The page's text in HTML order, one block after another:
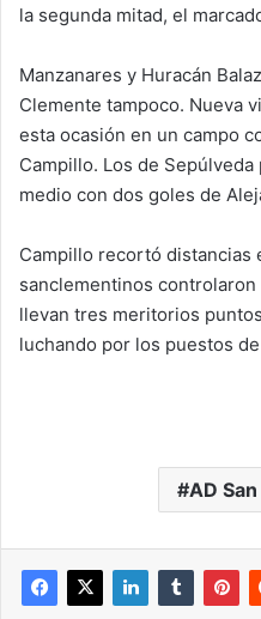
la segunda mitad, el
Manzanares y Huracán
Clemente tampoco. Nueva
esta ocasión en un campo
Campillo. Los de
medio con dos goles de
Campillo recortó distancias
sanclementinos
llevan tres meritorios
luchando por los puestos
AD